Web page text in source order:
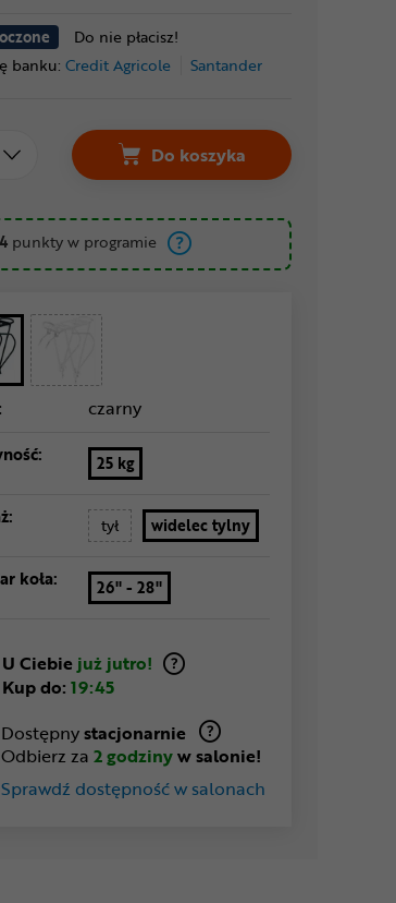
Do nie płacisz!
banku: Credit Agricole Santander
Do koszyka
punkty w programie
czarny
25 kg
tył widelec tylny
koła: 26" - 28"
U Ciebie już jutro!
Kup do: 19:45
Dostępnystacjonarnie
Odbierz za 2 godzinyw salonie!
Sprawdź dostępność w salonach